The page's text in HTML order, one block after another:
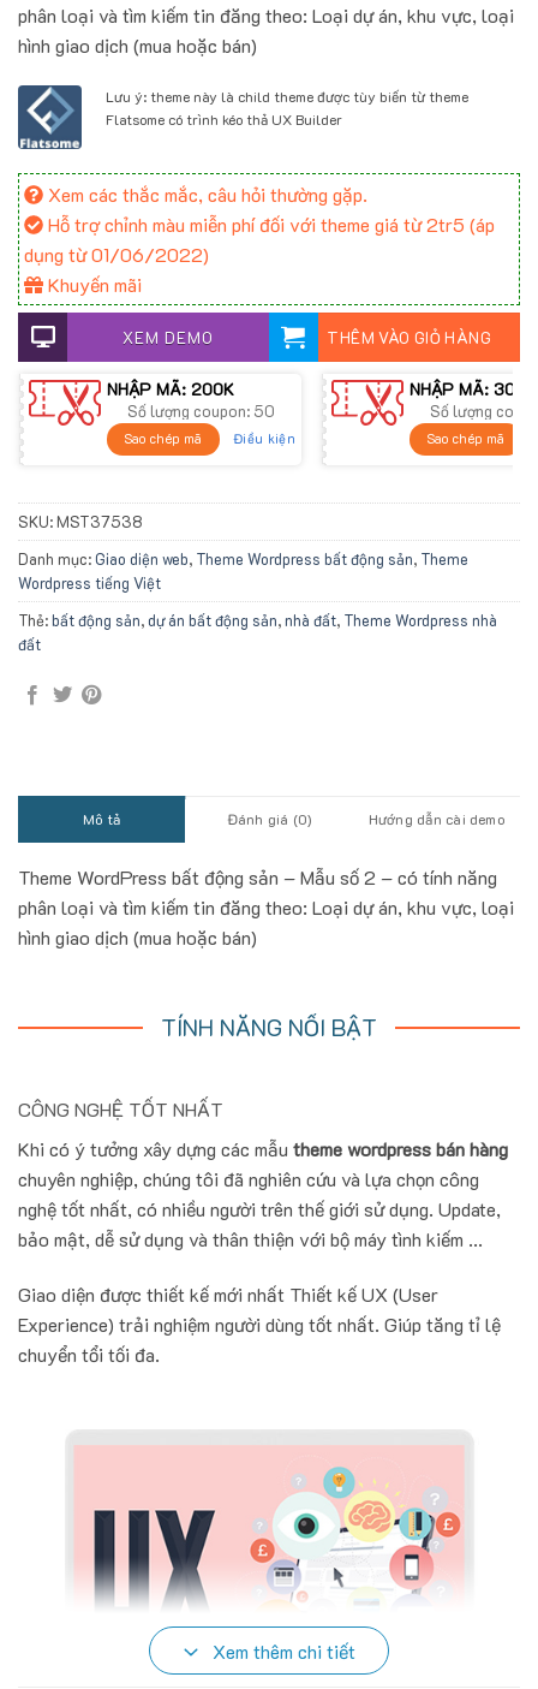
phân loại và tìm kiếm tin đăng theo: Loại dự án, khu vực, loại
hình giao dịch (mua hoặc bán)
Lưu ý: theme này là child theme được tùy biến từ theme
Flatsome có trình kéo thả UX Builder
Xem các thắc mắc, câu hỏi thường gặp.
Hỗ trợ chỉnh màu miễn phí đối với theme giá từ 2tr5 (áp
dụng từ 01/06/2022)
Khuyến mãi
XEM DEMO THÊM VÀO GIỎ HÀNG
NHẬP MÃ: 200K
Số lượng coupon: 50
Sao chép mã Điều kiện
NHẬP MÃ: 300K
Số lượng
Sao chép mã
SKU: MST37538
Danh mục:Giao diện web, Theme Wordpress bất động sản, Theme
Wordpress tiếng Việt
Thẻ:bất động sản,dự án bất động sản,nhà đất, Theme Wordpress nhà
đất
Mô tả Đánh giá (0) Hướng dẫn cài demo
Theme WordPress bất động sản – Mẫu số 2 – có tính năng
phân loại và tìm kiếm tin đăng theo: Loại dự án, khu vực, loại
hình giao dịch (mua hoặc bán)
TÍNH NĂNG NỔI BẬT
CÔNG NGHỆ TỐT NHẤT
Khi có ý tưởng xây dựng các mẫu theme wordpress bán hàng
chuyên nghiệp, chúng tôi đã nghiên cứu và lựa chọn công
nghệ tốt nhất, có nhiều người trên thế giới sử dụng. Update,
bảo mật, dễ sử dụng và thân thiện với bộ máy tình kiếm ...
Giao diện được thiết kế mới nhất Thiết kế UX (User
Experience) trải nghiệm người dùng tốt nhất. Giúp tăng tỉ lệ
chuyển tổi tối đa.
Xem thêm chi tiết